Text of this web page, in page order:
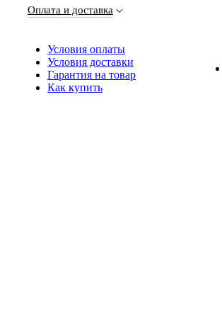
Оплата и доставка
Условия оплаты
Условия доставки
Гарантия на товар
Как купить